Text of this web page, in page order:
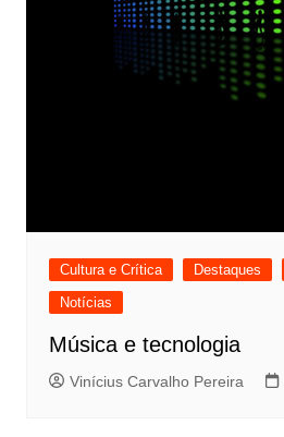
Cultura e Crítica Destaques
Notícias
Música e tecnologia
Vinícius Carvalho Pereira